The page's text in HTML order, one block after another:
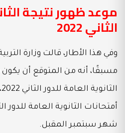
موعد ظهور نتيجة
الثاني 2022
وفي هذا الأطار، قالت وزارة
مسبقًا، أنه من المتوقع أن
شهر سبتمبر المقبل.